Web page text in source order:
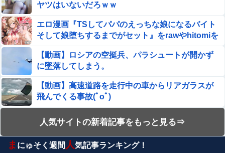
ヤツはいないだろｗｗ
エロ漫画『TSしてパパのえっちな娘になるバイト
そして娘堕ちするまでがセット』をrawやhitomiを
【動画】ロシアの空挺兵、パラシュートが開かず
に墜落してしまう。
【動画】高速道路を走行中の車からリアガラスが
飛んでくる事故(ﾟoﾟ)
エロ漫画『この気持ちの名前を教えて』をrawや
hitomiを使わずに無料で読む方法│とりの屋
【閲覧注意】工場のリアルな労働災害映像（一瞬
人気サイトの新着記事をもっと見る⇒
ま にゅそく週間 人気記事ランキング！